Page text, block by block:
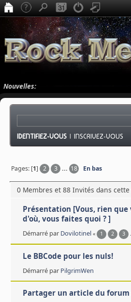
Nouvelles:
IDENTIFIEZ-VOUS |INSCRIVEZ-VOUS
Pages: [1] 2 3 ... 18 En bas
0 Membres et 88 Invités dans
Présentation [Vous, rien que
d'où, vous faites quoi ? ]
Démarré par Dovilotinel « 1 2 3
Le BBCode pour les nuls!
Démarré par PilgrimWen
Partager un article du forum